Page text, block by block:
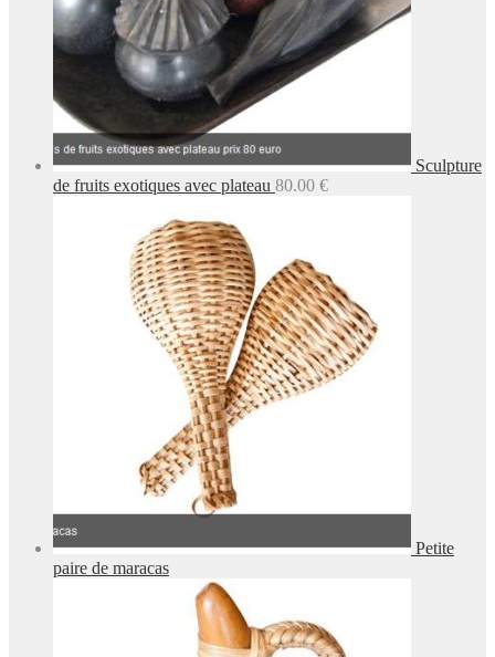
Sculpture
de fruits exotiques avec plateau 80.00 €
Petite
paire de maracas